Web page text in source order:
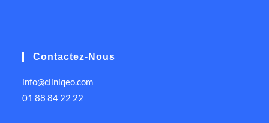
Contactez-Nous
info@cliniqeo.com
01 88 84 22 22